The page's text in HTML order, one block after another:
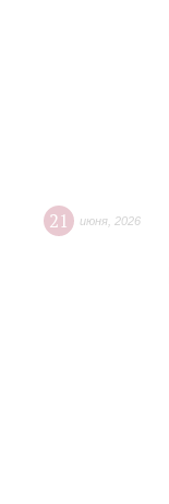
21 июня 2026